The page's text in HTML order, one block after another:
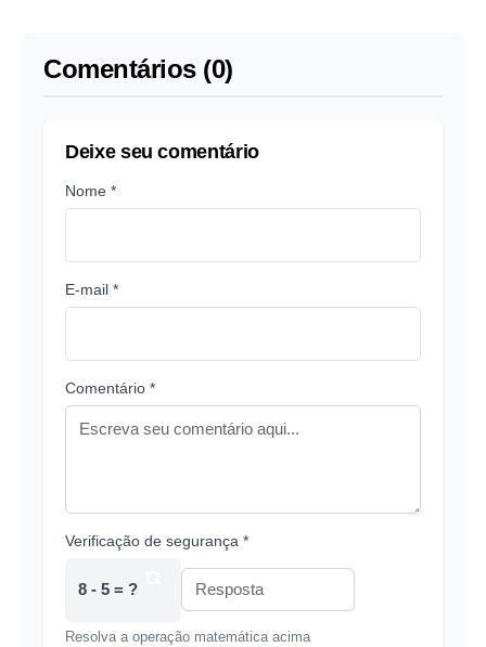
Comentários (0)
Deixe seu comentário
Nome *
E-mail *
Comentário *
Verificação de segurança *
8 - 5 = ?
Resolva a operação matemática acima